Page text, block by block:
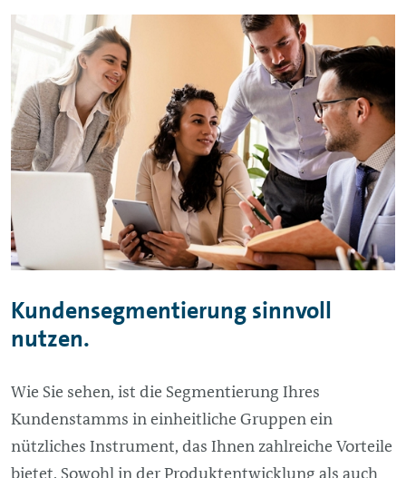
Kundensegmentierung sinnvoll
nutzen.
Wie Sie sehen, ist die Segmentierung Ihres
Kundenstamms in einheitliche Gruppen ein
nützliches Instrument, das Ihnen zahlreiche Vorteile
bietet. Sowohl in der Produktentwicklung als auch